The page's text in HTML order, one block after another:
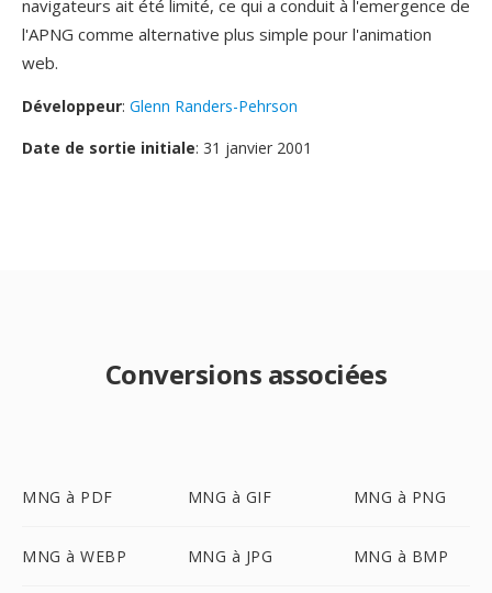
navigateurs ait été limité, ce qui a conduit à l'emergence de
l'APNG comme alternative plus simple pour l'animation
web.
Développeur: Glenn Randers-Pehrson
Date de sortie initiale: 31 janvier 2001
Conversions associées
MNG à PDF MNG à GIF MNG à PNG
MNG à WEBP MNG à JPG MNG à BMP